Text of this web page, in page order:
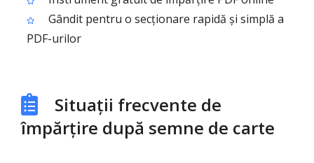
Gândit pentru o secționare rapidă și simplă a
PDF-urilor
Situații frecvente de
împărțire după semne de carte